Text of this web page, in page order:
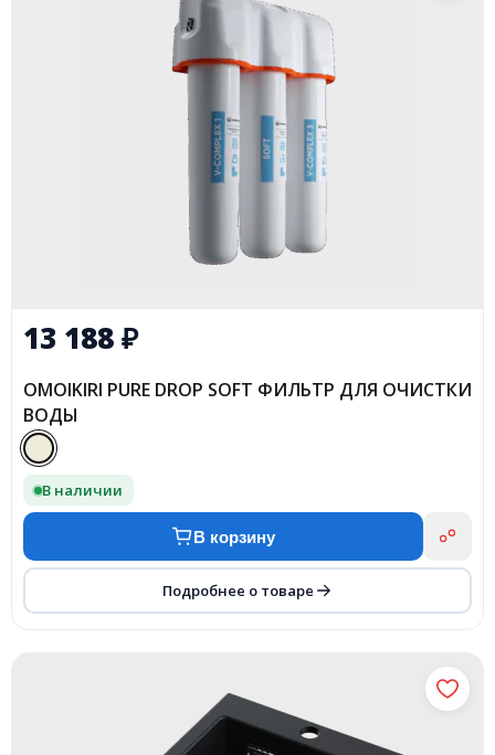
13 188₽
OMOIKIRI PURE DROP SOFT ФИЛЬТР ДЛЯ ОЧИСТКИ
ВОДЫ
В наличии
В корзину
Подробнее о товаре